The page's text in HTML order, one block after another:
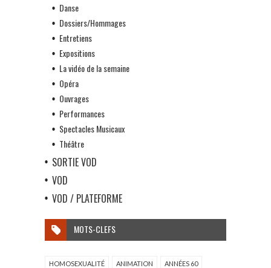
Danse
Dossiers/Hommages
Entretiens
Expositions
La vidéo de la semaine
Opéra
Ouvrages
Performances
Spectacles Musicaux
Théâtre
SORTIE VOD
VOD
VOD / PLATEFORME
MOTS-CLEFS
HOMOSEXUALITÉ ANIMATION ANNÉES 60